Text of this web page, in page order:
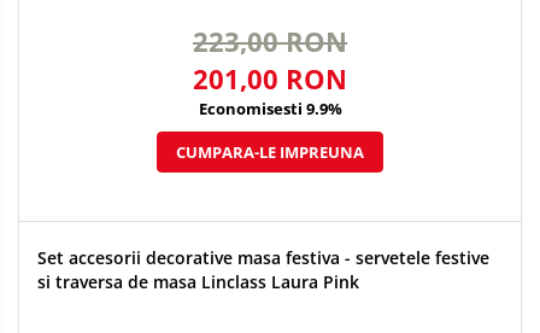
223,00 RON
201,00 RON
Economisesti 9.9%
CUMPARA-LE IMPREUNA
Set accesorii decorative masa festiva - servetele festive
si traversa de masa Linclass Laura Pink